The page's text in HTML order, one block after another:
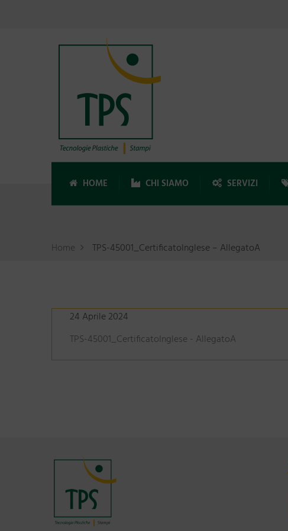
HOME CHI SIAMO SERVIZI
Home TPS-45001_CertificatoInglese – AllegatoA
24 Aprile 2024
TPS-45001_CertificatoInglese - AllegatoA